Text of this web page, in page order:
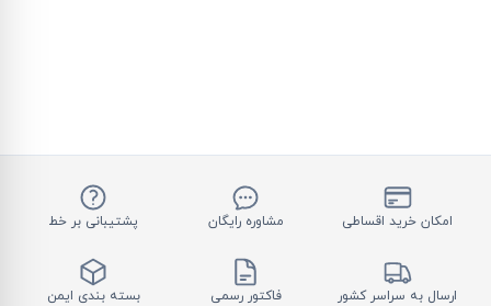
امکان خرید اقساطی مشاوره رایگان پشتیبانی بر خط
ارسال به سراسر کشور فاکتور رسمی بسته بندی ایمن